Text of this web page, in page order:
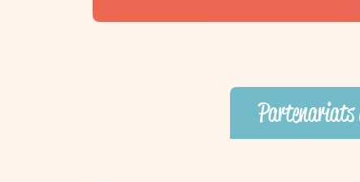
Partenariats